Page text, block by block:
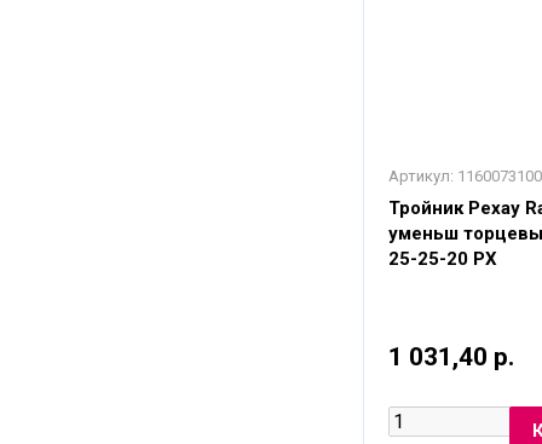
Артикул:
Тройник Рехау
уменьш
25-25-20 PX
1 031,40 р.